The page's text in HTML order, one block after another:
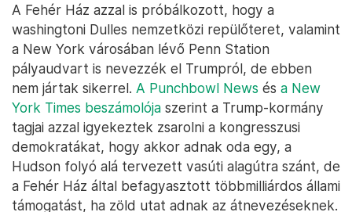
A Fehér Ház azzal is próbálkozott, hogy a
washingtoni Dulles nemzetközi repülőteret, valamint
a New York városában lévő Penn Station
pályaudvart is nevezzék el Trumpról, de ebben
nem jártak sikerrel. A Punchbowl News és a New
York Times beszámolója szerint a Trump-kormány
tagjai azzal igyekeztek zsarolni a kongresszusi
demokratákat, hogy akkor adnak oda egy, a
Hudson folyó alá tervezett vasúti alagútra szánt, de
a Fehér Ház által befagyasztott többmilliárdos állami
támogatást, ha zöld utat adnak az átnevezéseknek.